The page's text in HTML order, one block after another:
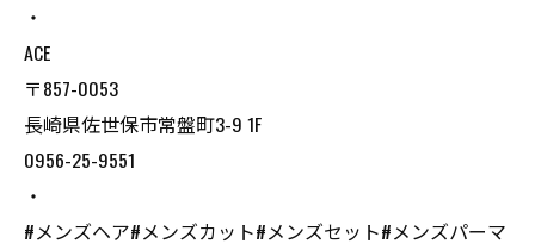
・
ACE
〒857-0053
長崎県佐世保市常盤町3-9 1F
0956-25-9551
・
#メンズヘア#メンズカット#メンズセット#メンズパーマ